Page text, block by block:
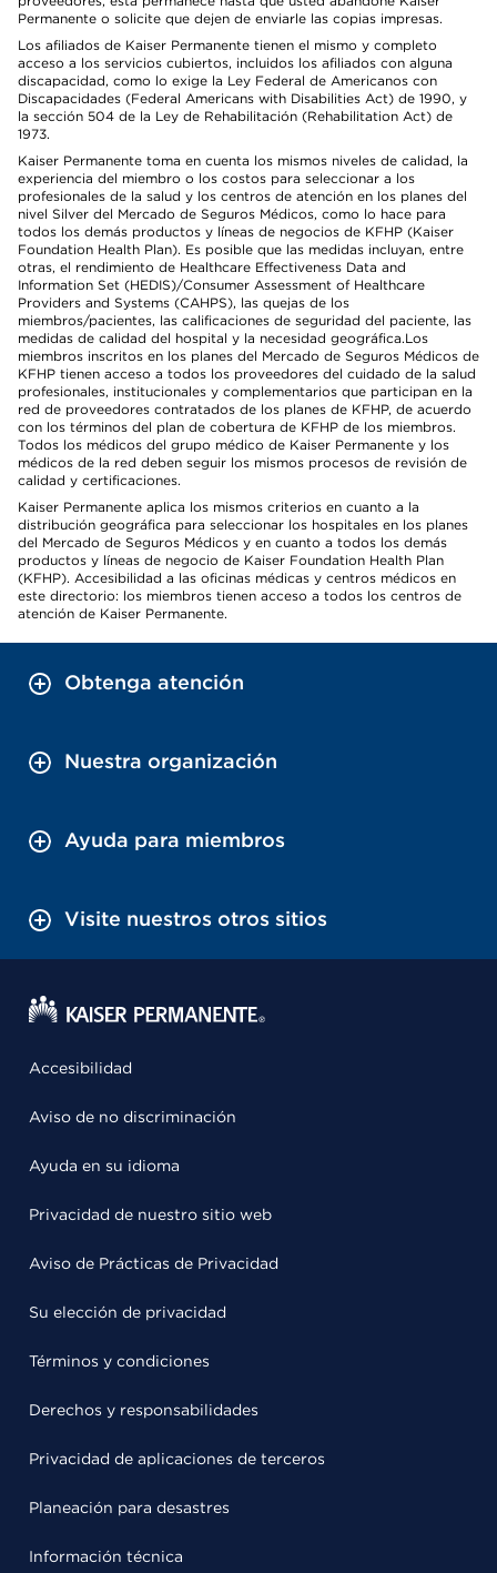
Permanente o solicite que dejen de enviarle las copias impresas.
Los afiliados de Kaiser Permanente tienen el mismo y completo
acceso a los servicios cubiertos, incluidos los afiliados con alguna
discapacidad, como lo exige la Ley Federal de Americanos con
Discapacidades (Federal Americans with Disabilities Act) de 1990, y
la sección 504 de la Ley de Rehabilitación (Rehabilitation Act) de
1973.
Kaiser Permanente toma en cuenta los mismos niveles de calidad, la
experiencia del miembro o los costos para seleccionar a los
profesionales de la salud y los centros de atención en los planes del
nivel Silver del Mercado de Seguros Médicos, como lo hace para
todos los demás productos y líneas de negocios de KFHP (Kaiser
Foundation Health Plan). Es posible que las medidas incluyan, entre
otras, el rendimiento de Healthcare Effectiveness Data and
Information Set (HEDIS)/Consumer Assessment of Healthcare
Providers and Systems (CAHPS), las quejas de los
miembros/pacientes, las calificaciones de seguridad del paciente, las
medidas de calidad del hospital y la necesidad geográfica.Los
miembros inscritos en los planes del Mercado de Seguros Médicos de
KFHP tienen acceso a todos los proveedores del cuidado de la salud
profesionales, institucionales y complementarios que participan en la
red de proveedores contratados de los planes de KFHP, de acuerdo
con los términos del plan de cobertura de KFHP de los miembros.
Todos los médicos del grupo médico de Kaiser Permanente y los
médicos de la red deben seguir los mismos procesos de revisión de
calidad y certificaciones.
Kaiser Permanente aplica los mismos criterios en cuanto a la
distribución geográfica para seleccionar los hospitales en los planes
del Mercado de Seguros Médicos y en cuanto a todos los demás
productos y líneas de negocio de Kaiser Foundation Health Plan
(KFHP). Accesibilidad a las oficinas médicas y centros médicos en
este directorio: los miembros tienen acceso a todos los centros de
atención de Kaiser Permanente.
Obtenga atención
Nuestra organización
Ayuda para miembros
Visite nuestros otros sitios
Accesibilidad
Aviso de no discriminación
Ayuda en su idioma
Privacidad de nuestro sitio web
Aviso de Prácticas de Privacidad
Su elección de privacidad
Términos y condiciones
Derechos y responsabilidades
Privacidad de aplicaciones de terceros
Planeación para desastres
Información técnica